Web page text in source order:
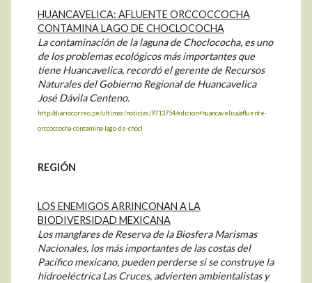
HUANCAVELICA: AFLUENTE ORCCOCCOCHA
CONTAMINA LAGO DE CHOCLOCOCHA
La contaminación de la laguna de Choclococha, es uno
de los problemas ecológicos más importantes que
tiene Huancavelica, recordó el gerente de Recursos
Naturales del Gobierno Regional de Huancavelica
José Dávila Centeno.
http://diariocorreo.pe/ultimas/noticias/9713754/edicion+huancavelica/afluente-
orccoccocha-contamina-lago-de-chocl
REGIÓN
LOS ENEMIGOS ARRINCONAN A LA
BIODIVERSIDAD MEXICANA
Los manglares de Reserva de la Biosfera Marismas
Nacionales, los más importantes de las costas del
Pacífico mexicano, pueden perderse si se construye la
hidroeléctrica Las Cruces, advierten ambientalistas y